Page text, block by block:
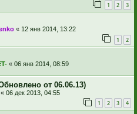
1 2 3
« 12 янв 2014, 13:22
1 2
« 06 янв 2014, 08:59
от 06.06.13)
« 06 дек 2013, 04:55
1 2 3 4